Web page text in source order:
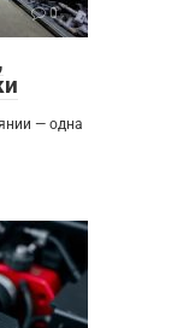
0
— одна